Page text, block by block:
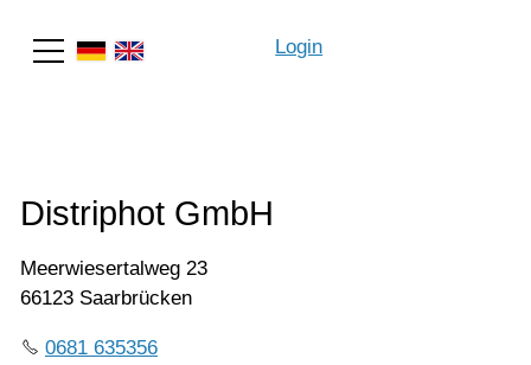
Login
Distriphot GmbH
Meerwiesertalweg 23
66123 Saarbrücken
0681 635356